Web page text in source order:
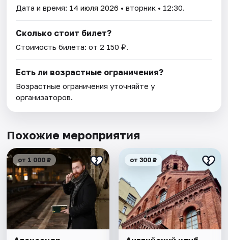
Дата и время: 14 июля 2026 • вторник • 12:30.
Сколько стоит билет?
Стоимость билета: от 2 150 ₽.
Есть ли возрастные ограничения?
Возрастные ограничения уточняйте у
организаторов.
Похожие мероприятия
от 1 000 ₽ от 300 ₽